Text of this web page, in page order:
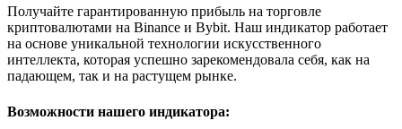
Получайте гарантированную прибыль на торговле
криптовалютами на Binance и Bybit. Наш индикатор работает
на основе уникальной технологии искусственного
интеллекта, которая успешно зарекомендовала себя, как на
падающем, так и на растущем рынке.
Возможности нашего индикатора: